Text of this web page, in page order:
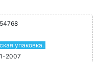
упаковка.
2007